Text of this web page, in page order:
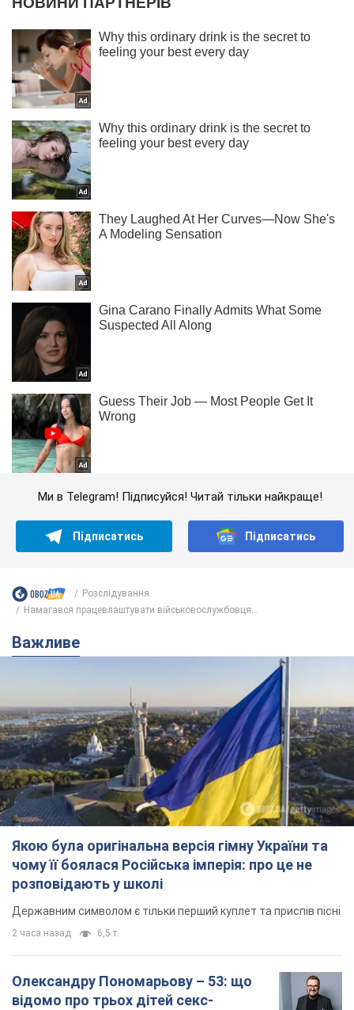
Ми в Telegram! Підписуйся! Читай тільки найкраще!
Підписатись Підписатись
Розслідування
Намагався працевлаштувати військовослужбовця...
Важливе
Якою була оригінальна версія гімну України та
чому її боялася Російська імперія: про це не
розповідають у школі
Державним символом є тільки перший куплет та приспів пісні
2 часа назад 6,5 т.
Олександру Пономарьову – 53: що
відомо про трьох дітей секс-